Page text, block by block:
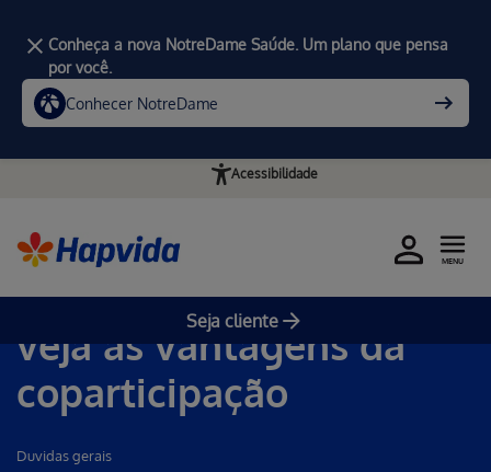
Acessibilidade
Seja cliente
MENU
Conheça a nova NotreDame Saúde. Um plano que pensa
por você.
Conhecer NotreDame
Home
Plano odontológico:
veja as vantagens da
coparticipação
Duvidas gerais